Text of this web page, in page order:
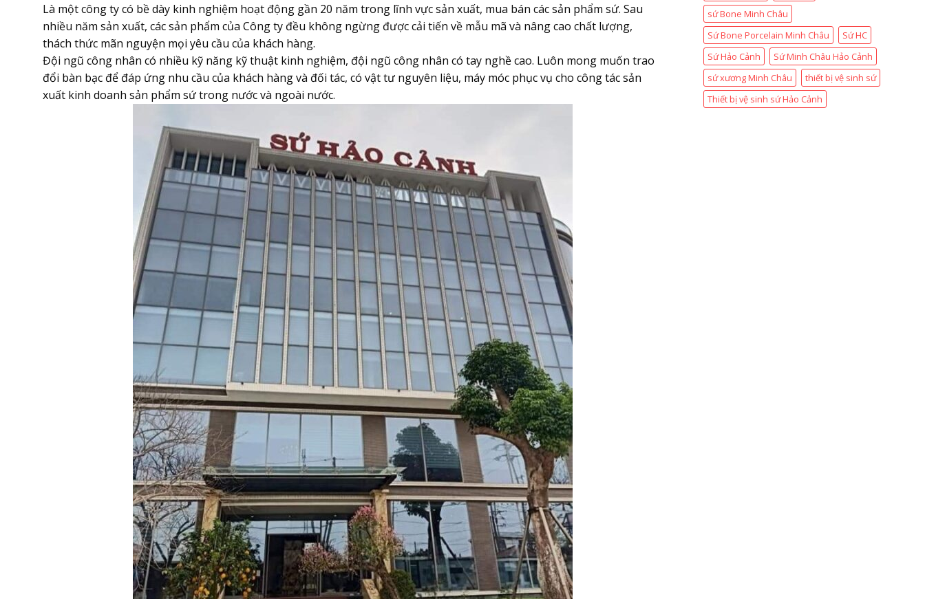
Là một công ty có bề dày kinh nghiệm hoạt động gần 20 năm trong lĩnh vực sản xuất, mua bán các sản phẩm sứ. Sau
nhiều năm sản xuất, các sản phẩm của Công ty đều không ngừng được cải tiến về mẫu mã và nâng cao chất lượng,
thách thức mãn nguyện mọi yêu cầu của khách hàng.
Đội ngũ công nhân có nhiều kỹ năng kỹ thuật kinh nghiệm, đội ngũ công nhân có tay nghề cao. Luôn mong muốn trao
đổi bàn bạc để đáp ứng nhu cầu của khách hàng và đối tác, có vật tư nguyên liệu, máy móc phục vụ cho công tác sản
xuất kinh doanh sản phẩm sứ trong nước và ngoài nước.
sứ Bone Minh Châu
Sứ Bone Porcelain Minh Châu
Sứ HC
Sứ Hảo Cảnh
Sứ Minh Châu Hảo Cảnh
sứ xương Minh Châu
thiết bị vệ sinh sứ
Thiết bị vệ sinh sứ Hảo Cảnh